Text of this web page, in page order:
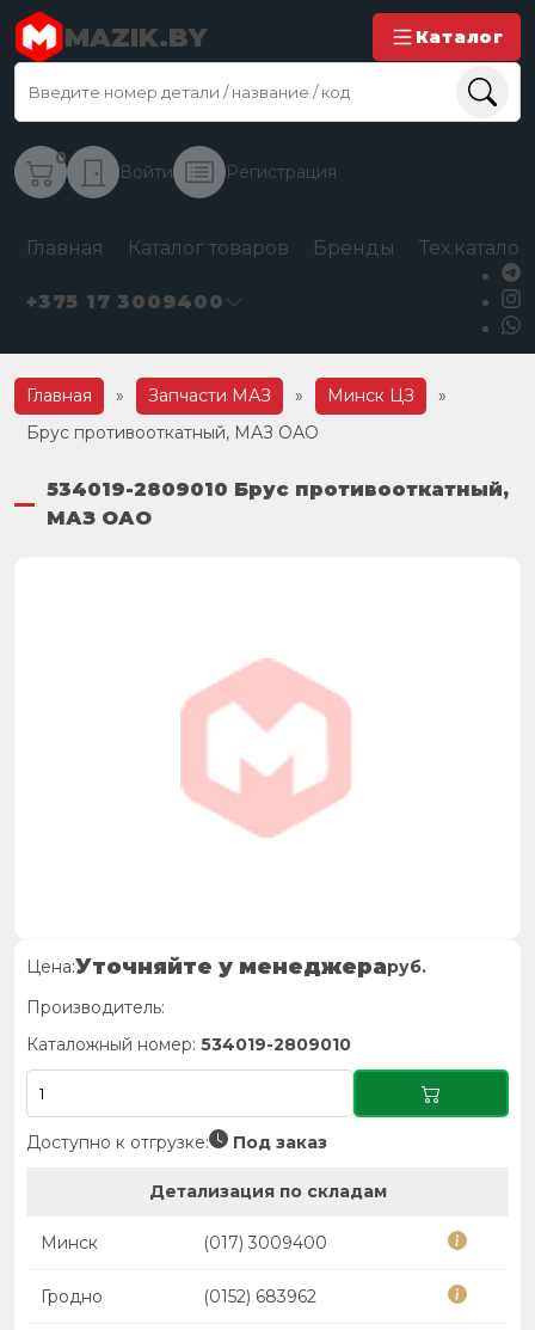
MAZIK.BY Каталог
0
Войти Регистрация
Главная Каталог товаров Бренды
+375 17 3009400
Главная » Запчасти МАЗ » Минск ЦЗ
»
Брус противооткатный, МАЗ ОАО
534019-2809010 Брус противооткатный,
МАЗ ОАО
Цена:Уточняйте у менеджераруб.
Производитель:
Каталожный номер: 534019-2809010
Доступно к отгрузке: Под заказ
Детализация по складам
Минск (017) 3009400
Гродно (0152) 683962